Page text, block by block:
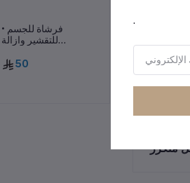
• فرشاة للجسم
للتقشير وازالة
50
متكرر
.